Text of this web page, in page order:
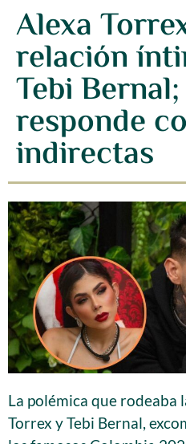
Alexa
relación
Tebi
responde
indirectas
La polémica que
Torrex y Tebi Bernal,